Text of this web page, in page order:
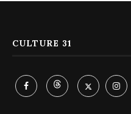
CULTURE 31